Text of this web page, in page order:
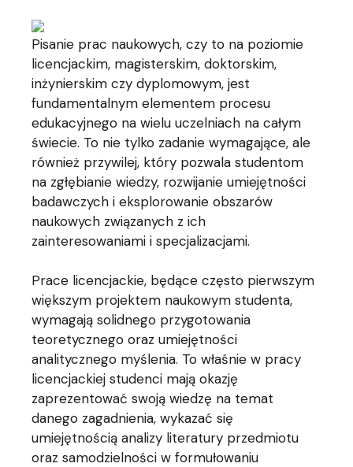
Pisanie prac naukowych, czy to na poziomie
licencjackim, magisterskim, doktorskim,
inżynierskim czy dyplomowym, jest
fundamentalnym elementem procesu
edukacyjnego na wielu uczelniach na całym
świecie. To nie tylko zadanie wymagające, ale
również przywilej, który pozwala studentom
na zgłębianie wiedzy, rozwijanie umiejętności
badawczych i eksplorowanie obszarów
naukowych związanych z ich
zainteresowaniami i specjalizacjami.
Prace licencjackie, będące często pierwszym
większym projektem naukowym studenta,
wymagają solidnego przygotowania
teoretycznego oraz umiejętności
analitycznego myślenia. To właśnie w pracy
licencjackiej studenci mają okazję
zaprezentować swoją wiedzę na temat
danego zagadnienia, wykazać się
umiejętnością analizy literatury przedmiotu
oraz samodzielności w formułowaniu